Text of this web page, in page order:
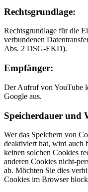
Rechtsgrundlage:
Rechtsgrundlage für die
verbundenen
Abs. 2 DSG-EKD).
Empfänger:
Der Aufruf von YouTube
Google aus.
Speicherdauer
Wer das Speichern von
deaktiviert hat, wird auch
keinen solchen Cookies
anderen Cookies nicht-
ab. Möchten Sie dies
Cookies im Browser